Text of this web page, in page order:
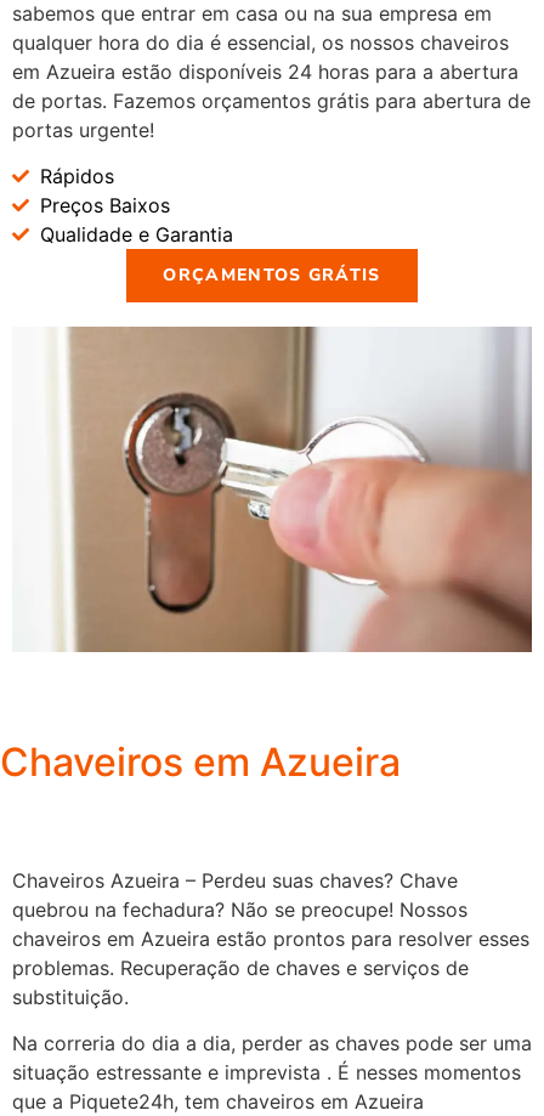
sabemos que entrar em casa ou na sua empresa em
qualquer hora do dia é essencial, os nossos chaveiros
em Azueira estão disponíveis 24 horas para a abertura
de portas. Fazemos orçamentos grátis para abertura de
portas urgente!
Rápidos
Preços Baixos
Qualidade e Garantia
ORÇAMENTOS GRÁTIS
Chaveiros em Azueira
Chaveiros Azueira – Perdeu suas chaves? Chave
quebrou na fechadura? Não se preocupe! Nossos
chaveiros em Azueira estão prontos para resolver esses
problemas. Recuperação de chaves e serviços de
substituição.
Na correria do dia a dia, perder as chaves pode ser uma
situação estressante e imprevista . É nesses momentos
que a Piquete24h, tem chaveiros em Azueira